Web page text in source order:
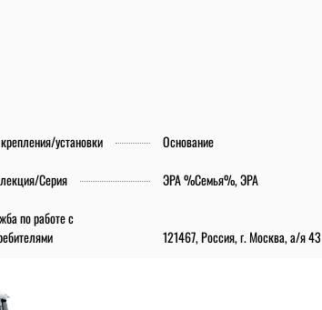
установки Основание
Серия
ЭРА %Семья%, ЭРА
по работе с
121467, Россия, г. Москва, а/я 43